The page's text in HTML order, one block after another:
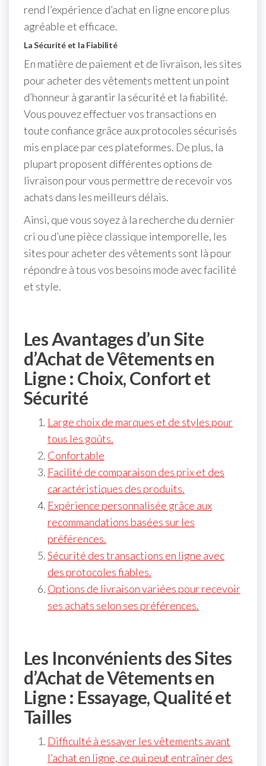
rend l’expérience d’achat en ligne encore plus
agréable et efficace.
La Sécurité et la Fiabilité
En matière de paiement et de livraison, les sites
pour acheter des vêtements mettent un point
d’honneur à garantir la sécurité et la fiabilité.
Vous pouvez effectuer vos transactions en
toute confiance grâce aux protocoles sécurisés
mis en place par ces plateformes. De plus, la
plupart proposent différentes options de
livraison pour vous permettre de recevoir vos
achats dans les meilleurs délais.
Ainsi, que vous soyez à la recherche du dernier
cri ou d’une pièce classique intemporelle, les
sites pour acheter des vêtements sont là pour
répondre à tous vos besoins mode avec facilité
et style.
Les Avantages d’un Site
d’Achat de Vêtements en
Ligne : Choix, Confort et
Sécurité
Large choix de marques et de styles pour
tous les goûts.
Confortable
Facilité de comparaison des prix et des
caractéristiques des produits.
Expérience personnalisée grâce aux
recommandations basées sur les
préférences.
Sécurité des transactions en ligne avec
des protocoles fiables.
Options de livraison variées pour recevoir
ses achats selon ses préférences.
Les Inconvénients des Sites
d’Achat de Vêtements en
Ligne : Essayage, Qualité et
Tailles
Difficulté à essayer les vêtements avant
l’achat en ligne, ce qui peut entraîner des